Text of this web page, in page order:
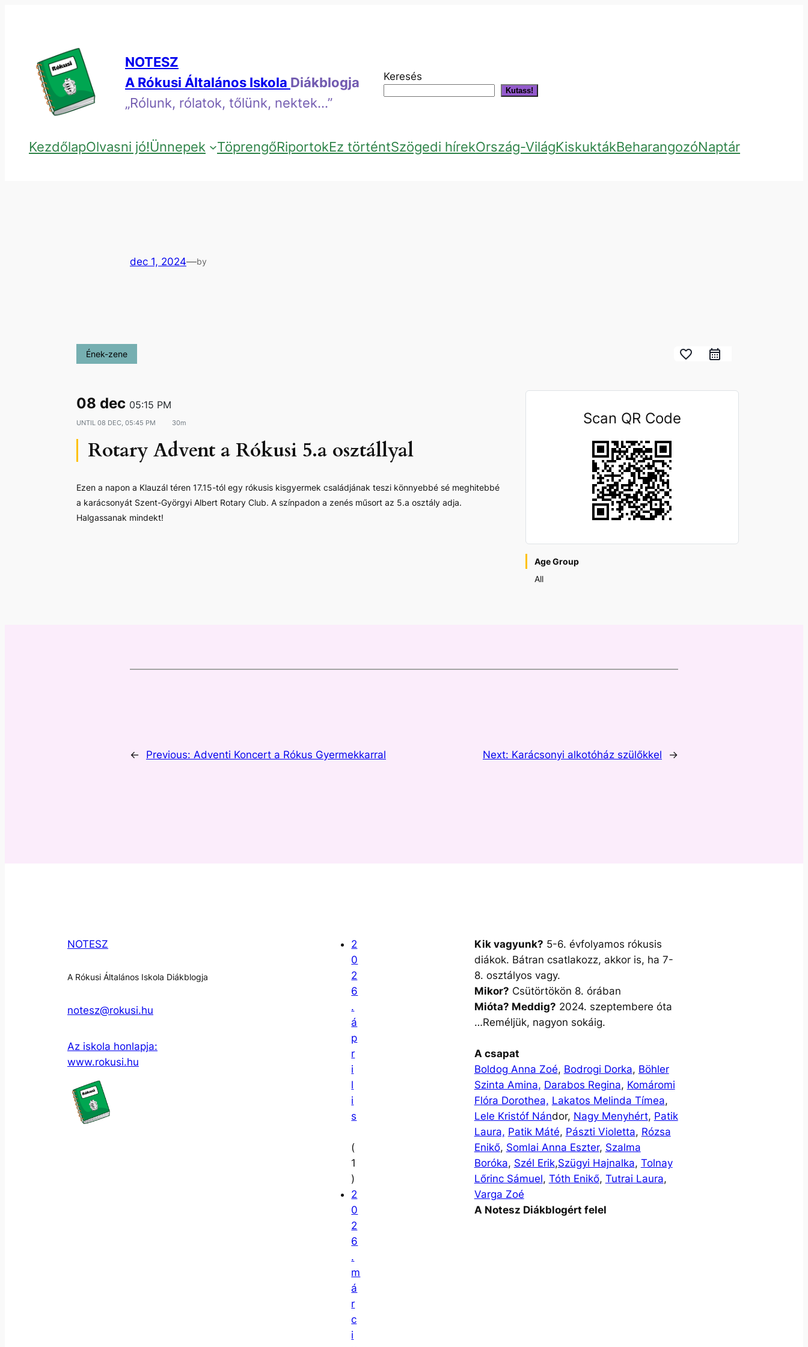
NOTESZ
A Rókusi Általános Iskola Diákblogja
„Rólunk, rólatok, tőlünk, nektek…”
Keresés
Kutass!
KezdőlapOlvasni jó!Ünnepek TöprengőRiportokEz történtSzögedi hírekOrszág-VilágKiskuktákBeharangozóNaptár
dec 1, 2024—by
Ének-zene favorite_border
08 dec 05:15 PM
UNTIL 08 DEC, 05:45 PM 30m
Rotary Advent a Rókusi 5.a osztállyal
Ezen a napon a Klauzál téren 17.15-tól egy rókusis kisgyermek családjának teszi könnyebbé sé meghitebbé
a karácsonyát Szent-Györgyi Albert Rotary Club. A színpadon a zenés műsort az 5.a osztály adja.
Halgassanak mindekt!
Scan QR Code
Age Group
All
← Previous: Adventi Koncert a Rókus Gyermekkarral Next: Karácsonyi alkotóház szülőkkel →
NOTESZ
A Rókusi Általános Iskola Diákblogja
notesz@rokusi.hu
Az iskola honlapja:
www.rokusi.hu
2
0
2
6
.
á
p
r
i
l
i
s
(
1
)
2
0
2
6
.
m
á
r
c
i
Kik vagyunk? 5-6. évfolyamos rókusis
diákok. Bátran csatlakozz, akkor is, ha 7-
8. osztályos vagy.
Mikor? Csütörtökön 8. órában
Mióta? Meddig? 2024. szeptembere óta
…Reméljük, nagyon sokáig.
A csapat
Boldog Anna Zoé, Bodrogi Dorka, Böhler
Szinta Amina, Darabos Regina, Komáromi
Flóra Dorothea, Lakatos Melinda Tímea,
Lele Kristóf Nándor, Nagy Menyhért, Patik
Laura, Patik Máté, Pászti Violetta, Rózsa
Enikő, Somlai Anna Eszter, Szalma
Boróka, Szél Erik,Szügyi Hajnalka, Tolnay
Lőrinc Sámuel, Tóth Enikő, Tutrai Laura,
Varga Zoé
A Notesz Diákblogért felel